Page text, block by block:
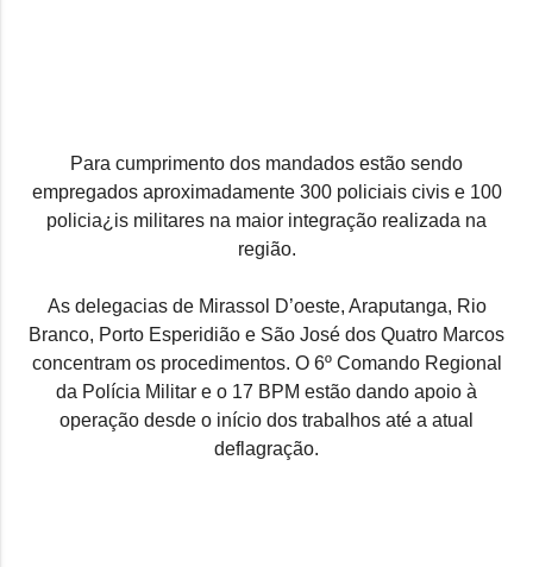
Para cumprimento dos mandados estão sendo
empregados aproximadamente 300 policiais civis e 100
policia¿is militares na maior integração realizada na
região.
As delegacias de Mirassol D’oeste, Araputanga, Rio
Branco, Porto Esperidião e São José dos Quatro Marcos
concentram os procedimentos. O 6º Comando Regional
da Polícia Militar e o 17 BPM estão dando apoio à
operação desde o início dos trabalhos até a atual
deflagração.